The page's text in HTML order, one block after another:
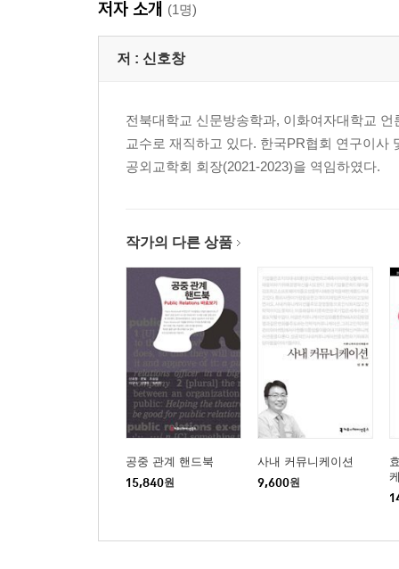
저자 소개 (1명)
저 : 신호창
전북대학교 신문방송학과, 이화여자대학교
교수로 재직하고 있다. 한국PR협회 연구이사
공외교학회 회장(2021-2023)을 역임하였다.
작가의 다른 상품
공중 관계 핸드북
15,840원
사내 커뮤니케이션
9,600원